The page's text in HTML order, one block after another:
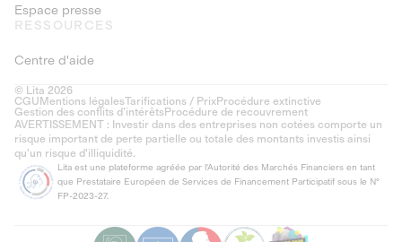
Espace presse
RESSOURCES
Centre d'aide
© Lita 2026
CGU Mentions légalesTarifications / PrixProcédure extinctive
Gestion des conflits d’intérêtsProcédure de recouvrement
AVERTISSEMENT : Investir dans des entreprises non cotées comporte un
risque important de perte partielle ou totale des montants investis ainsi
qu'un risque d'illiquidité.
Lita est une plateforme agréée par l'Autorité des Marchés Financiers en tant
que Prestataire Européen de Services de Financement Participatif sous le N°
FP-2023-27.